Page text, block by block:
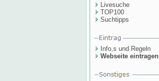
Livesuche
TOP100
Suchtipps
Info,s und Regeln
Webseite eintragen